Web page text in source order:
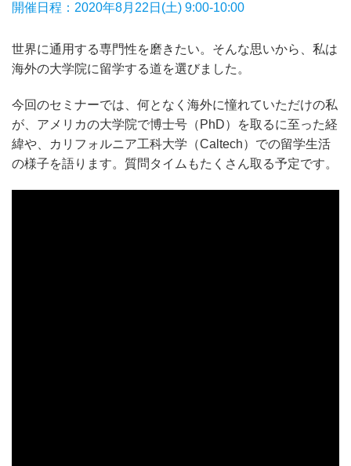
開催日程：2020年8月22日(土) 9:00-10:00
世界に通用する専門性を磨きたい。そんな思いから、私は
海外の大学院に留学する道を選びました。
今回のセミナーでは、何となく海外に憧れていただけの私
が、アメリカの大学院で博士号（PhD）を取るに至った経
緯や、カリフォルニア工科大学（Caltech）での留学生活
の様子を語ります。質問タイムもたくさん取る予定です。